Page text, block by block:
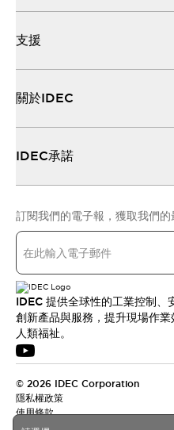
支援
關於IDEC
IDEC承諾
訂閱我們的電子報，獲取我們的
IDEC 提供全球性的工業控制、
創新產品與服務，提升現場作
人類福祉。
© 2026 IDEC Corporation
隱私權政策
使用條款